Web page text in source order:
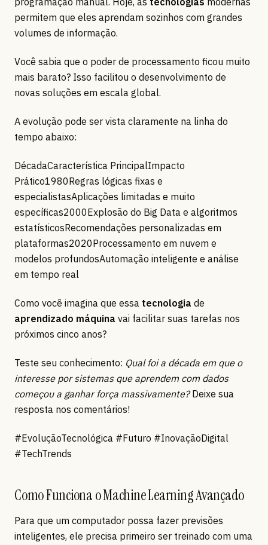
permitem que eles aprendam sozinhos com grandes
volumes de informação.
Você sabia que o poder de processamento ficou muito
mais barato? Isso facilitou o desenvolvimento de
novas soluções em escala global.
A evolução pode ser vista claramente na linha do
tempo abaixo:
DécadaCaracterística PrincipalImpacto
Prático1980Regras lógicas fixas e
especialistasAplicações limitadas e muito
específicas2000Explosão do Big Data e algoritmos
estatísticosRecomendações personalizadas em
plataformas2020Processamento em nuvem e
modelos profundosAutomação inteligente e análise
em tempo real
Como você imagina que essa tecnologia de
aprendizado máquina vai facilitar suas tarefas nos
próximos cinco anos?
Teste seu conhecimento: Qual foi a década em que o
interesse por sistemas que aprendem com dados
começou a ganhar força massivamente?Deixe sua
resposta nos comentários!
#EvoluçãoTecnológica #Futuro #InovaçãoDigital
#TechTrends
Como Funciona o Machine Learning Avançado
Para que um computador possa fazer previsões
inteligentes, ele precisa primeiro ser treinado com uma